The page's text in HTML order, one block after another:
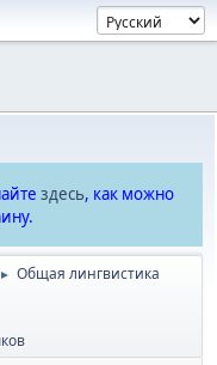
здесь, как можно
► Общая лингвистика